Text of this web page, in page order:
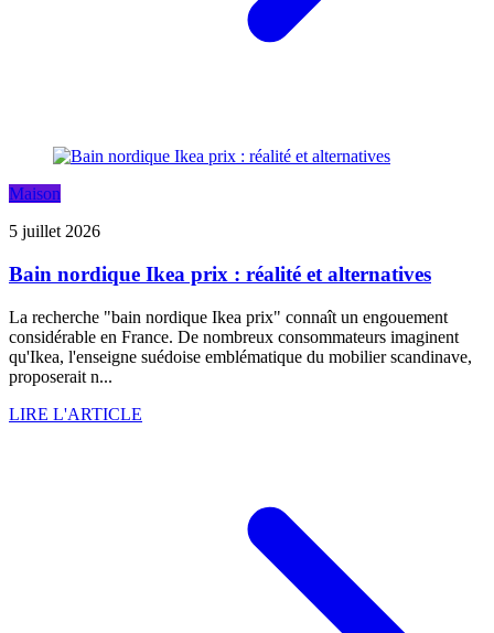
Maison
5 juillet 2026
Bain nordique Ikea prix : réalité et alternatives
La recherche "bain nordique Ikea prix" connaît un engouement
considérable en France. De nombreux consommateurs imaginent
qu'Ikea, l'enseigne suédoise emblématique du mobilier scandinave,
proposerait n...
LIRE L'ARTICLE